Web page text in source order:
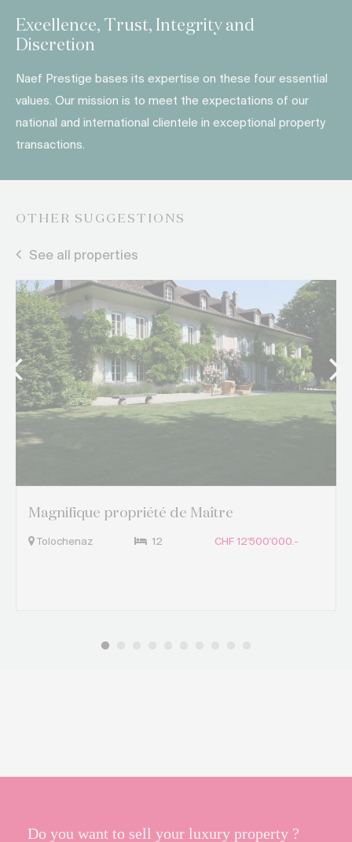
Excellence, Trust, Integrity and
Discretion
Naef Prestige bases its expertise on these four essential
values. Our mission is to meet the expectations of our
national and international clientele in exceptional property
transactions.
OTHER SUGGESTIONS
See all properties
Magnifique propriété de Maître
Tolochenaz 12 CHF 12'500'000.-
Do you want to sell your luxury property ?